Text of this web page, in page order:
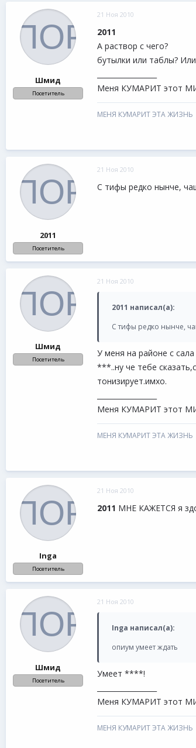
Шмид
Посетитель
21 Ноя 2010
2011
А раствор с чего?
бутылки или таблы?
Меня КУМАРИТ этот
МЕНЯ КУМАРИТ ЭТА ЖИЗНЬ
2011
Посетитель
21 Ноя 2010
С тифы редко нынче,
Шмид
Посетитель
21 Ноя 2010
2011 написал(а):
С тифы редко нынче,
У меня на районе с
***..ну че тебе
тонизирует.имхо.
Меня КУМАРИТ этот
МЕНЯ КУМАРИТ ЭТА ЖИЗНЬ
Inga
Посетитель
21 Ноя 2010
2011 МНЕ КАЖЕТСЯ я
Шмид
Посетитель
21 Ноя 2010
Inga написал(а):
опиум умеет ждать
Умеет ****!
Меня КУМАРИТ этот
МЕНЯ КУМАРИТ ЭТА ЖИЗНЬ